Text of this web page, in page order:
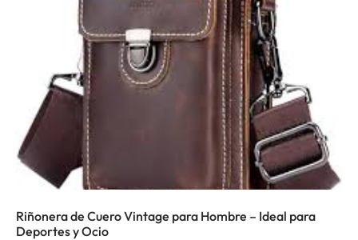
Riñonera de Cuero Vintage para Hombre – Ideal para
Deportes y Ocio